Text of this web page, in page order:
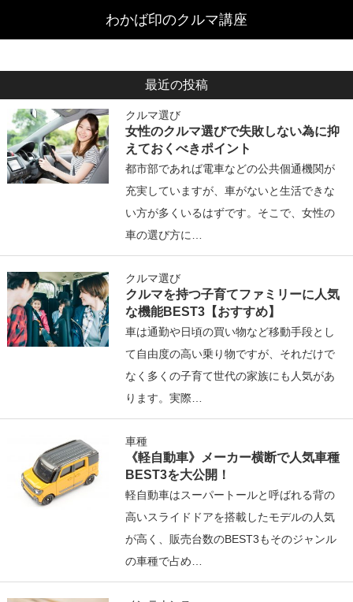
最近の投稿
クルマ選び
女性のクルマ選びで失敗しない為に抑
えておくべきポイント
都市部であれば電車などの公共個通機関が
充実していますが、車がないと生活できな
い方が多くいるはずです。そこで、女性の
車の選び方に…
クルマ選び
クルマを持つ子育てファミリーに人気
な機能BEST3【おすすめ】
車は通勤や日頃の買い物など移動手段とし
て自由度の高い乗り物ですが、それだけで
なく多くの子育て世代の家族にも人気があ
ります。実際…
車種
《軽自動車》メーカー横断で人気車種
BEST3を大公開！
軽自動車はスーパートールと呼ばれる背の
高いスライドドアを搭載したモデルの人気
が高く、販売台数のBEST3もそのジャンル
の車種で占め…